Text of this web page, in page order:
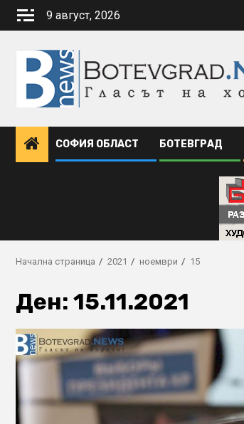
Skip
9 август, 2026
СОФИЯ ОБЛАСТ БОТЕВГРАД
Начална страница 2021 ноември 15
Ден: 15.11.2021